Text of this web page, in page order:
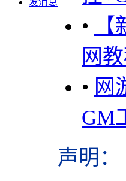
发消息
•
网
• 网
GM
声明 ：